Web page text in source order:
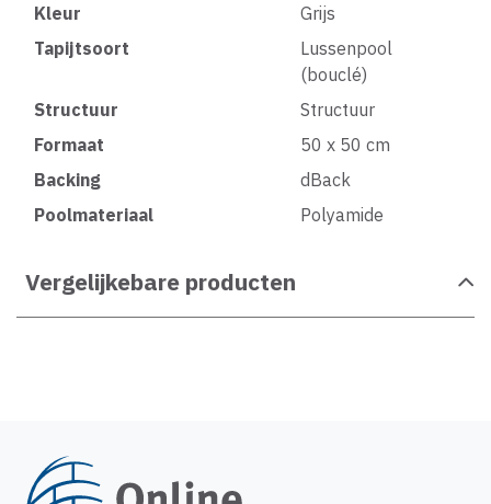
Kleur
Grijs
Tapijtsoort
Lussenpool
(bouclé)
Structuur
Structuur
Formaat
50 x 50 cm
Backing
dBack
Poolmateriaal
Polyamide
Vergelijkebare producten